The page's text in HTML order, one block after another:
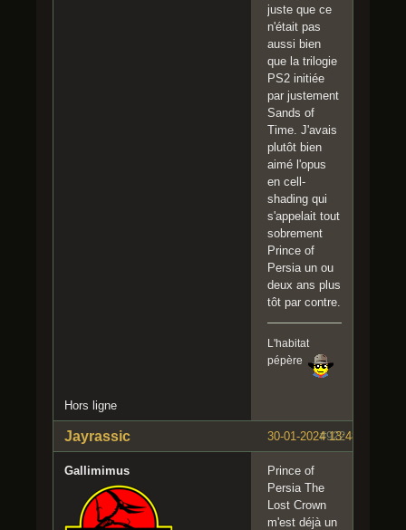
juste que ce
n'était pas
aussi bien
que la trilogie
PS2 initiée
par justement
Sands of
Time. J'avais
plutôt bien
aimé l'opus
en cell-
shading qui
s'appelait tout
sobrement
Prince of
Persia un ou
deux ans plus
tôt par contre.
L'habitat
pépère
Hors ligne
#922
30-01-2024 13:48:23
Jayrassic
Gallimimus
Prince of
Persia The
Lost Crown
m'est déjà un